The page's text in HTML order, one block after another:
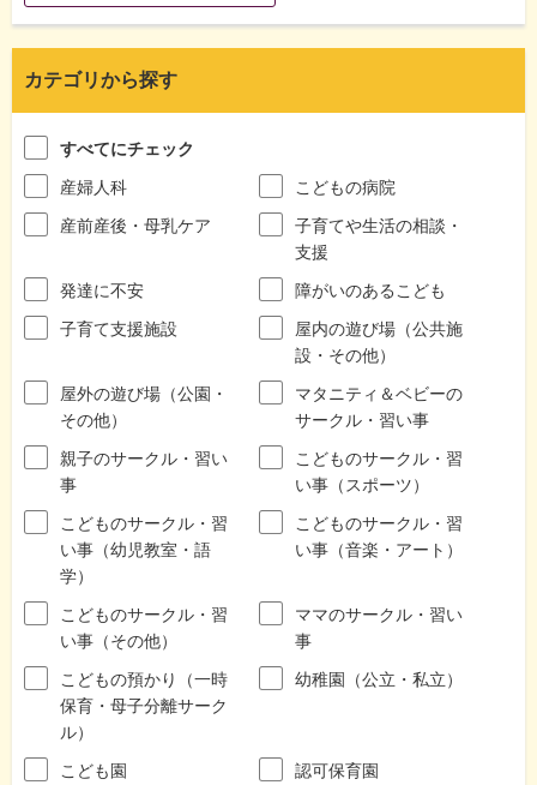
カテゴリから探す
すべてにチェック
産婦人科
こどもの病院
産前産後・母乳ケア
子育てや生活の相談・
支援
発達に不安
障がいのあるこども
子育て支援施設
屋内の遊び場（公共施
設・その他）
屋外の遊び場（公園・
その他）
マタニティ＆ベビーの
サークル・習い事
親子のサークル・習い
事
こどものサークル・習
い事（スポーツ）
こどものサークル・習
い事（幼児教室・語
学）
こどものサークル・習
い事（音楽・アート）
こどものサークル・習
い事（その他）
ママのサークル・習い
事
こどもの預かり（一時
保育・母子分離サーク
ル）
幼稚園（公立・私立）
こども園
認可保育園